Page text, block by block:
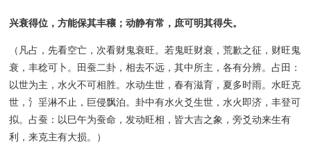
兴衰得位，方能保其丰穰；动静有常，庶可明其得失。
（凡占，先看空亡，次看财鬼衰旺。若鬼旺财衰，荒歉之征，财旺鬼
衰，丰稔可卜。田蚕二卦，相去不远，其中所主，各有分辨。占田：
以世为主，水火不可相胜。水动生世，春有滋育，夏多时雨。水旺克
世，氵㸒淋不止，巨侵飘泊。卦中有水火爻生世，水火即济，丰登可
拟。占蚕：以巳午为蚕命，发动旺相，皆大吉之象，旁爻动来生有
利，来克主有大损。）